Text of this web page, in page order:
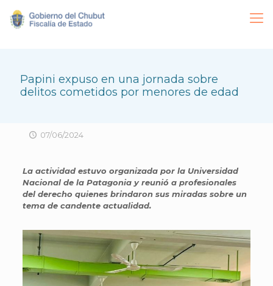
Papini expuso en una jornada sobre
delitos cometidos por menores de edad
07/06/2024
La actividad estuvo organizada por la Universidad
Nacional de la Patagonia y reunió a profesionales
del derecho quienes brindaron sus miradas sobre un
tema de candente actualidad.